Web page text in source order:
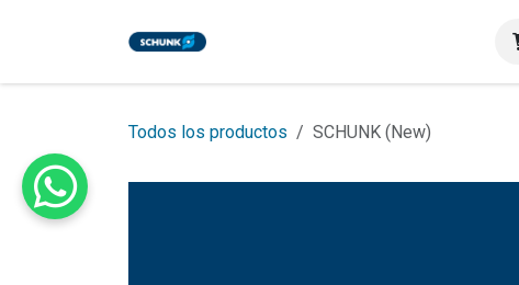
Todos los productos SCHUNK (New)